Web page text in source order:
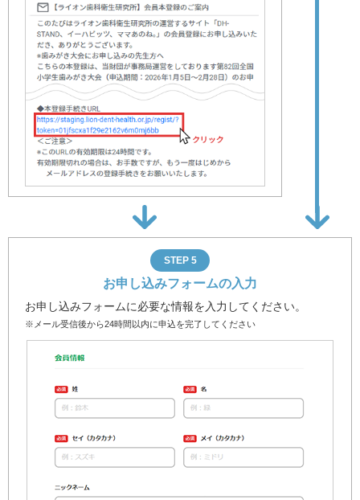
STEP 5
お申し込みフォームの入力
お申し込みフォームに必要な情報を入力してください。
※メール受信後から24時間以内に申込を完了してください